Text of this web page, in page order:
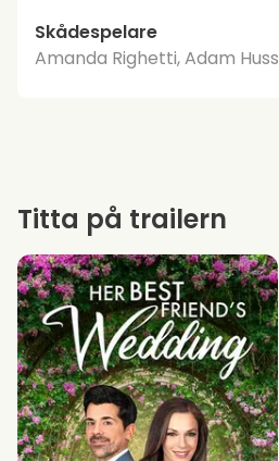
Skådespelare
Amanda Righetti, Adam Huss
Titta på trailern